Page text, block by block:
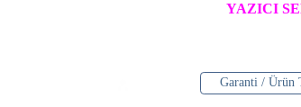
YAZICI
Garanti / Ürün